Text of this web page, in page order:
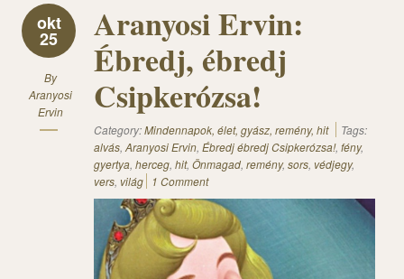
okt
25
By
Aranyosi
Ervin
Aranyosi Ervin:
Ébredj, ébredj
Csipkerózsa!
Category:Mindennapok, élet, gyász, remény, hit
Tags:
alvás, Aranyosi Ervin, Ébredj ébredj Csipkerózsa!, fény,
gyertya, herceg, hit, Önmagad, remény, sors, védjegy,
vers, világ 1 Comment